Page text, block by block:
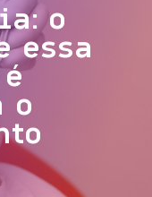
o
essa
o